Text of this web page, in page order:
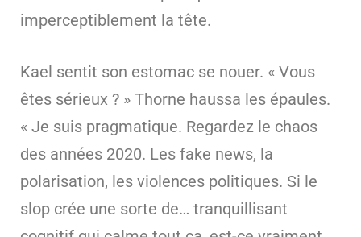
imperceptiblement la tête.
Kael sentit son estomac se nouer. « Vous
êtes sérieux ? » Thorne haussa les épaules.
« Je suis pragmatique. Regardez le chaos
des années 2020. Les fake news, la
polarisation, les violences politiques. Si le
slop crée une sorte de… tranquillisant